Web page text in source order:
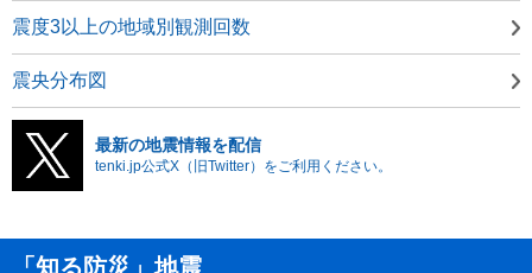
震度3以上の地域別観測回数
震央分布図
最新の地震情報を配信
tenki.jp公式X（旧Twitter）をご利用ください。
「知る防災」地震